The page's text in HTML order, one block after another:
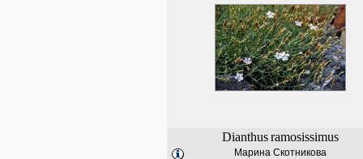
Dianthusramosissimus
Марина Скотникова